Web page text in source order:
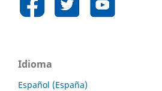
Idioma
Español (España)